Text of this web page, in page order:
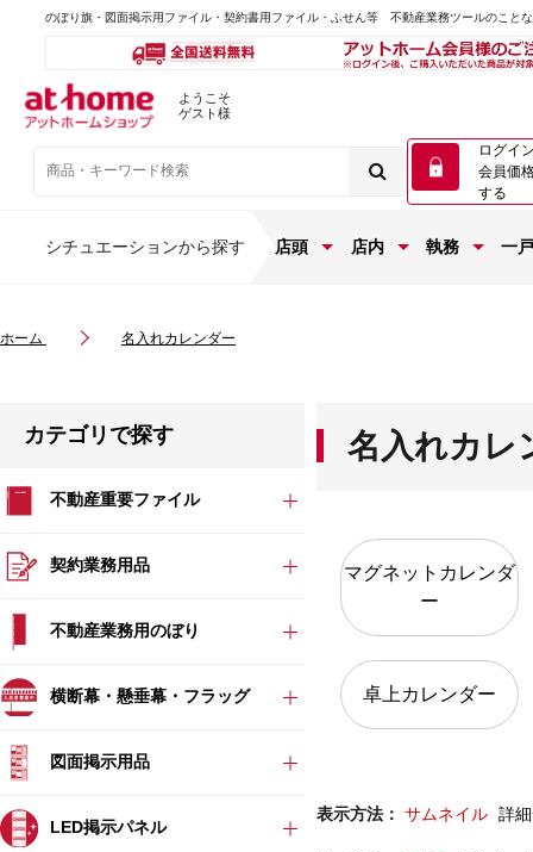
のぼり旗・図面掲示用ファイル・契約書用ファイル・ふせん等 不動産業務ツールのこと
ようこそ
ゲスト様
ログイ
会員価
する
シチュエーションから探す 店頭 店内 執務 一
ホーム 名入れカレンダー
カテゴリで探す
不動産重要ファイル
契約業務用品
不動産業務用のぼり
横断幕・懸垂幕・フラッグ
図面掲示用品
LED掲示パネル
名入れカレ
マグネットカレンダ
ー
卓上カレンダー
表示方法： サムネイル 詳